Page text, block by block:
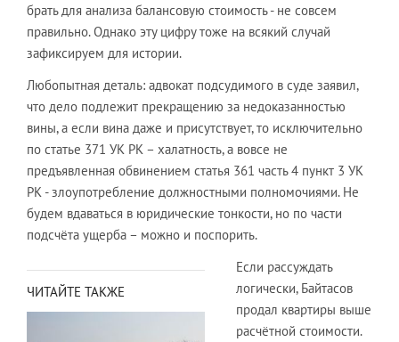
брать для анализа балансовую стоимость - не совсем
правильно. Однако эту цифру тоже на всякий случай
зафиксируем для истории.
Любопытная деталь: адвокат подсудимого в суде заявил,
что дело подлежит прекращению за недоказанностью
вины, а если вина даже и присутствует, то исключительно
по статье 371 УК РК – халатность, а вовсе не
предъявленная обвинением статья 361 часть 4 пункт 3 УК
РК - злоупотребление должностными полномочиями. Не
будем вдаваться в юридические тонкости, но по части
подсчёта ущерба – можно и поспорить.
ЧИТАЙТЕ ТАКЖЕ
Если рассуждать
логически, Байтасов
продал квартиры выше
расчётной стоимости.